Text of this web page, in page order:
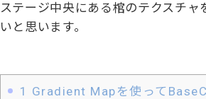
ステージ中央にある棺のテクスチ
いと思います。
1 Gradient Mapを使って